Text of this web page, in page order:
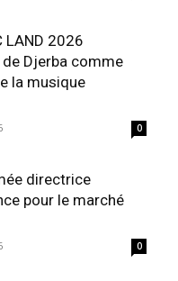
LAND 2026
Djerba comme
la musique
0
directrice
pour le marché
0